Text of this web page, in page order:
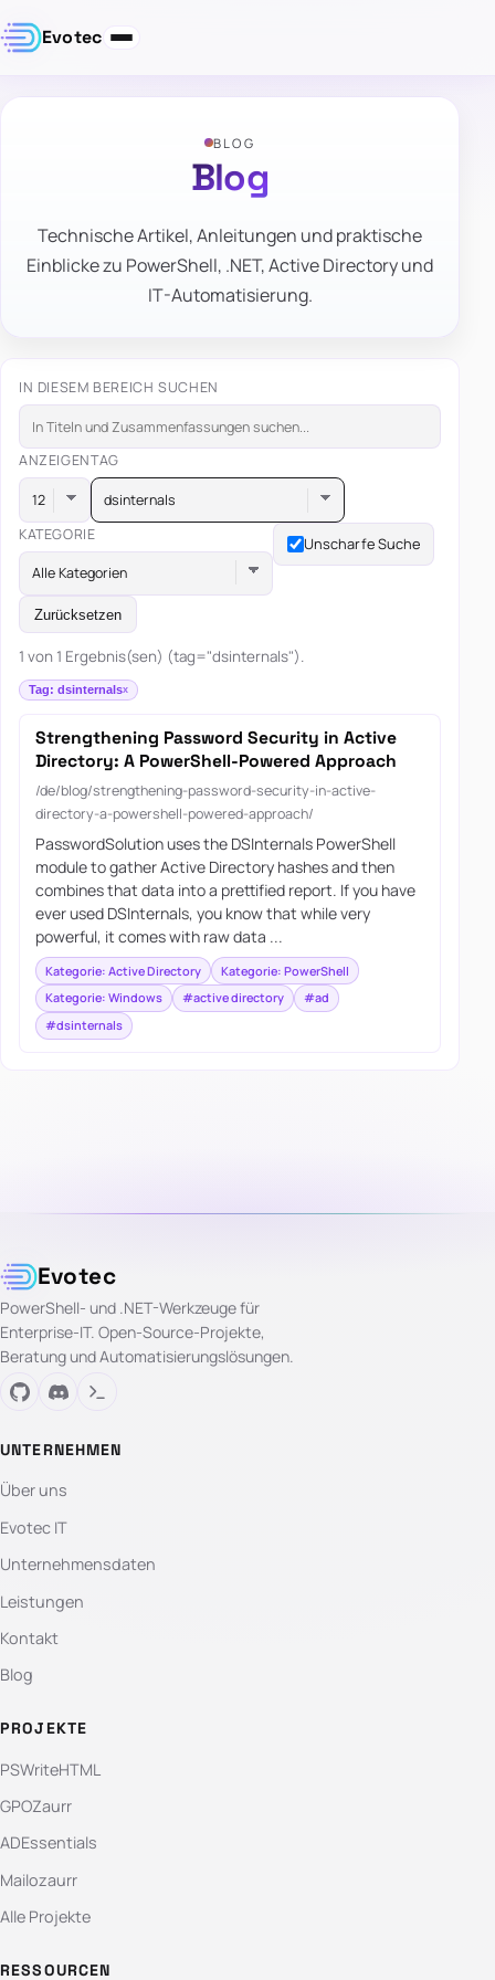
Evotec
BLOG
Blog
Technische Artikel, Anleitungen und praktische
Einblicke zu PowerShell, .NET, Active Directory und
IT-Automatisierung.
IN DIESEM BEREICH SUCHEN
ANZEIGENTAG
dsinternals
KATEGORIE
Alle Kategorien
Unscharfe Suche
Zurücksetzen
1 von 1 Ergebnis(sen) (tag="dsinternals").
Tag: dsinternals
Strengthening Password Security in Active
Directory: A PowerShell-Powered Approach
/de/blog/strengthening-password-security-in-active-
directory-a-powershell-powered-approach/
PasswordSolution uses the DSInternals PowerShell
module to gather Active Directory hashes and then
combines that data into a prettified report. If you have
ever used DSInternals, you know that while very
powerful, it comes with raw data ...
Kategorie: Active Directory
Kategorie: PowerShell
Kategorie: Windows
#active directory
#ad
#dsinternals
Evotec
PowerShell- und .NET-Werkzeuge für
Enterprise-IT. Open-Source-Projekte,
Beratung und Automatisierungslösungen.
UNTERNEHMEN
Über uns
Evotec IT
Unternehmensdaten
Leistungen
Kontakt
Blog
PROJEKTE
PSWriteHTML
GPOZaurr
ADEssentials
Mailozaurr
Alle Projekte
RESSOURCEN